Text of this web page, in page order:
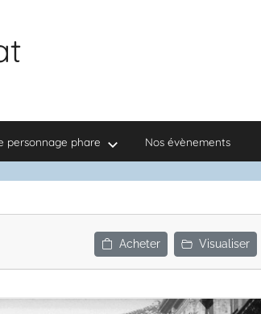
personnage phare Nos évènements
Acheter Visualiser